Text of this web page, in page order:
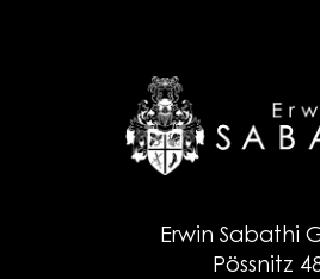
Erwin Sabathi
Pössnitz